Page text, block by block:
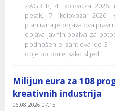
ZAGREB, 4. kolovoza
petak, 7. kolovoza 2026.
planirana je objava dva
objava javnih poziva za
podnošenje zahtjeva do
obje potpore, kako slijedi:
Milijun eura za 108
kreativnih industrija
06.08.2026 07:15